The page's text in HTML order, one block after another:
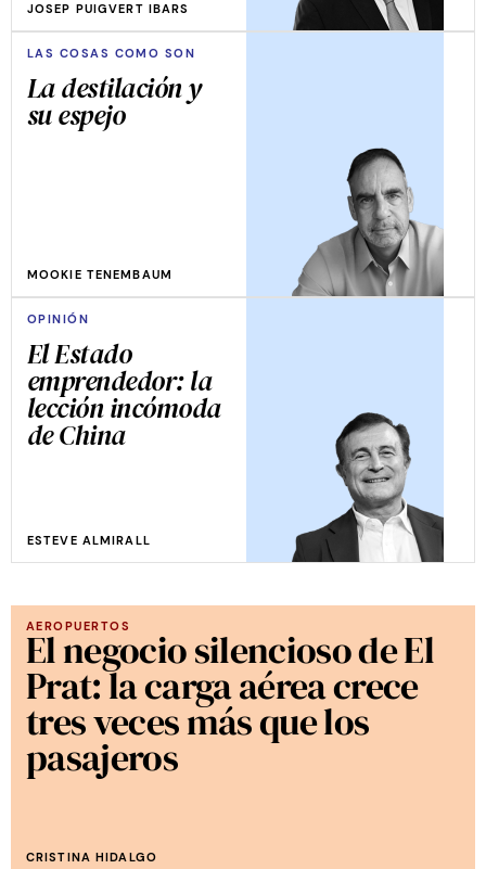
JOSEP PUIGVERT IBARS
LAS COSAS COMO SON
La destilación y
su espejo
MOOKIE TENEMBAUM
OPINIÓN
El Estado
emprendedor: la
lección incómoda
de China
ESTEVE ALMIRALL
AEROPUERTOS
El negocio silencioso de El
Prat: la carga aérea crece
tres veces más que los
pasajeros
CRISTINA HIDALGO